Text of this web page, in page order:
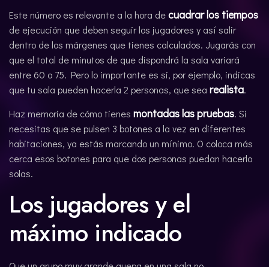
Este número es relevante a la hora decuadrar los tiempos
de ejecución que deben seguir los jugadores y así salir
dentro de los márgenes que tienes calculados. Jugarás con
que el total de minutos de que dispondrá la sala variará
entre 60 o 75. Pero lo importante es si, por ejemplo, indicas
que tu sala pueden hacerla 2 personas, que sea realista.
Haz memoria de cómo tienes montadas las pruebas. Si
necesitas que se pulsen 3 botones a la vez en diferentes
habitaciones, ya estás marcando un mínimo. O coloca más
cerca esos botones para que dos personas puedan hacerlo
solas.
Los jugadores y el
máximo indicado